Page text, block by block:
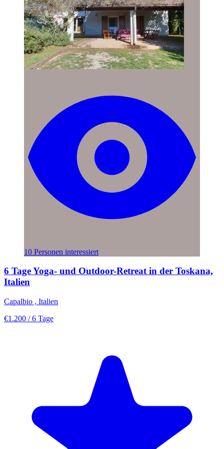
10 Personen interessiert
6 Tage Yoga- und Outdoor-Retreat in der Toskana,
Italien
Capalbio , Italien
€1.200 / 6 Tage